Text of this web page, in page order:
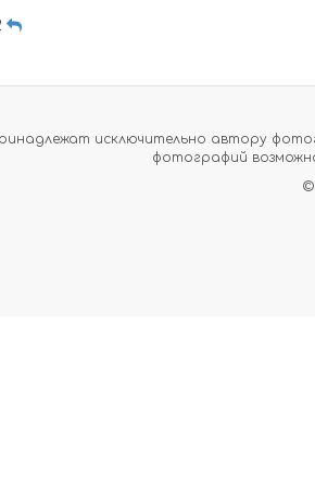
исключительно автору
фотографий
©